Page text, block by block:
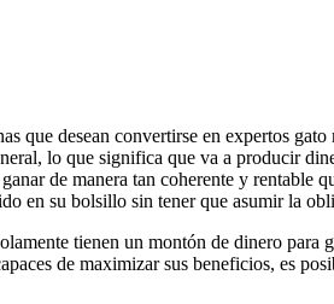
que desean convertirse en expertos
lo que significa que va a producir
de manera tan coherente y rentable
en su bolsillo sin tener que asumir la
tienen un montón de dinero
de maximizar sus beneficios, es